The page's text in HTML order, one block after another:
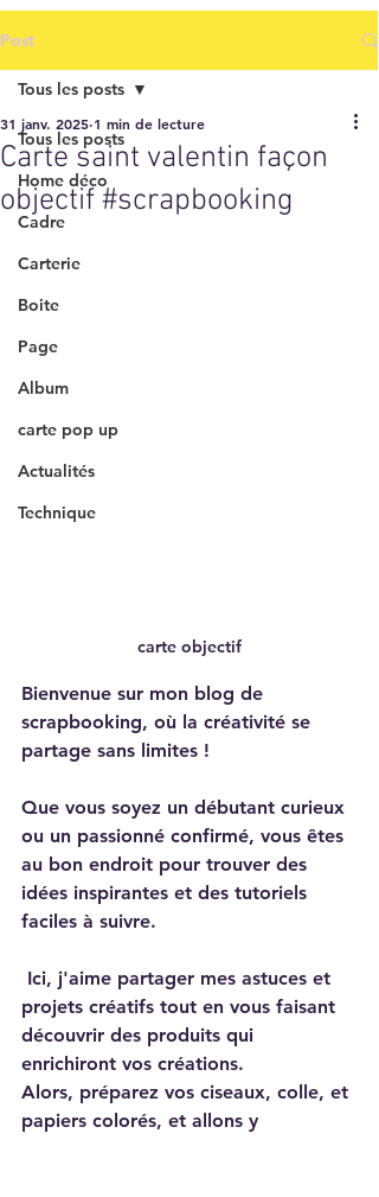
Post
Tous les posts
Home déco
Cadre
Carterie
Boite
Page
Album
carte pop up
Actualités
Technique
Tous les posts
Carte saint valentin façon
objectif #scrapbooking
31 janv. 2025 1 min de lecture
carte objectif
Bienvenue sur mon blog de
scrapbooking, où la créativité se
partage sans limites !
Que vous soyez un débutant curieux
ou un passionné confirmé, vous êtes
au bon endroit pour trouver des
idées inspirantes et des tutoriels
faciles à suivre.
Ici, j'aime partager mes astuces et
projets créatifs tout en vous faisant
découvrir des produits qui
enrichiront vos créations.
Alors, préparez vos ciseaux, colle, et
papiers colorés, et allons y